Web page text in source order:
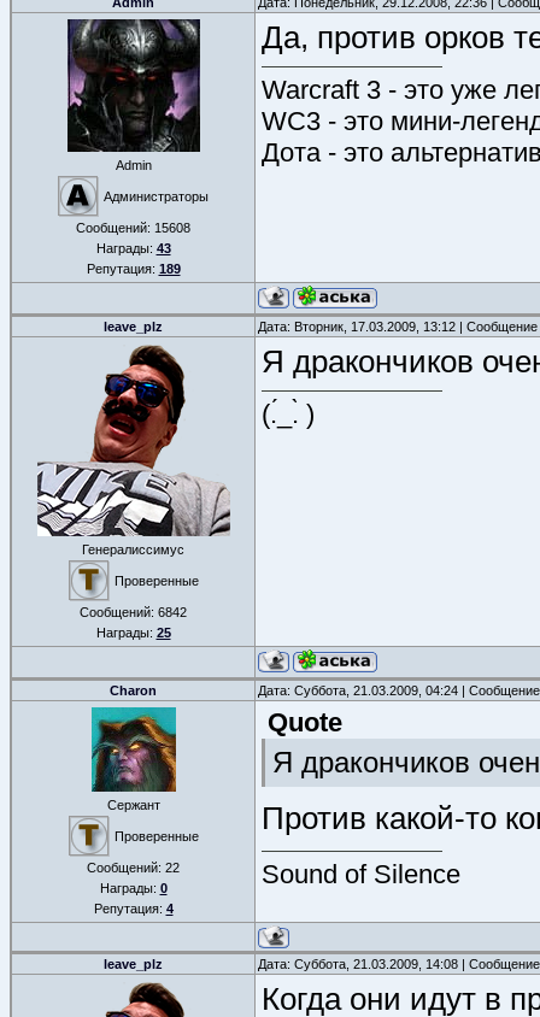
Admin
Администраторы
Сообщений: 15608
Награды: 43
Репутация: 189
Да, против орков
Warcraft 3 - это уже
WC3 - это мини-
Дота - это
leave_plz Дата: Вторник, 17.03.2009, 13:12 |
Генералиссимус
Проверенные
Сообщений: 6842
Награды: 25
Я дракончиков
(.́_.̀ )
Charon Дата: Суббота, 21.03.2009, 04:24 |
Сержант
Проверенные
Сообщений: 22
Награды: 0
Репутация: 4
Quote
Я дракончиков
Против какой-то
Sound of Silence
leave_plz Дата: Суббота, 21.03.2009, 14:08 |
Когда они идут в